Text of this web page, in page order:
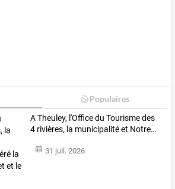
Populaires
ATheuley, l'Officedu Tourismedes
4 rivières, la municipalitéet Notre…
31 juil. 2026